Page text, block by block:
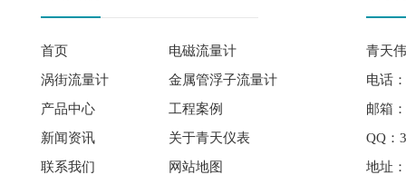
首页
电磁流量计
涡街流量计
金属管浮子流量计
产品中心
工程案例
新闻资讯
关于青天仪表
联系我们
网站地图
青天
电话
邮箱
QQ：
地址